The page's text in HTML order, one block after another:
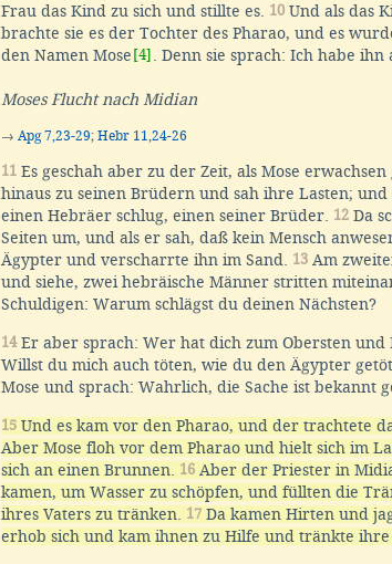
Frau das Kind zu sich und stillte es. 10 Und als das
brachte sie es der Tochter des Pharao, und es
den Namen Mose [4] . Denn sie sprach: Ich habe ihn
Moses Flucht nach Midian
→ Apg 7,23-29; Hebr 11,24-26
11 Es geschah aber zu der Zeit, als Mose
hinaus zu seinen Brüdern und sah ihre Lasten;
einen Hebräer schlug, einen seiner Brüder. 12 Da
Seiten um, und als er sah, daß kein Mensch
Ägypter und verscharrte ihn im Sand. 13 Am
und siehe, zwei hebräische Männer stritten
Schuldigen: Warum schlägst du deinen Nächsten?
14Er aber sprach: Wer hat dich zum Obersten und
Willst du mich auch töten, wie du den Ägypter
Mose und sprach: Wahrlich, die Sache ist bekannt
15 Und es kam vor den Pharao, und der trachtete
Aber Mose floh vor dem Pharao und hielt sich im
sich an einen Brunnen. 16 Aber der Priester in
kamen, um Wasser zu schöpfen, und füllten die
ihres Vaters zu tränken. 17 Da kamen Hirten und
erhob sich und kam ihnen zu Hilfe und tränkte ihre